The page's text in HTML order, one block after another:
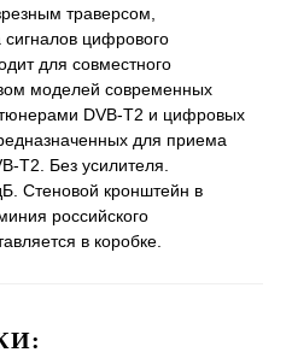
траверсом,
цифрового
для совместного
моделей современных
DVB-T2 и цифровых
для приема
T2. Без усилителя.
Стеновой кронштейн в
российского
в коробке.